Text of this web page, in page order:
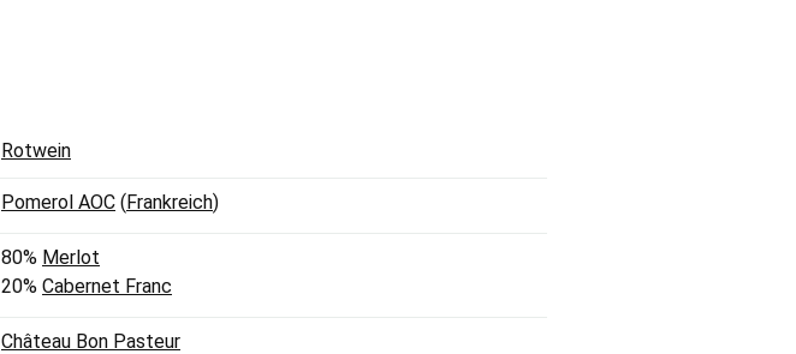
Rotwein
Pomerol AOC (Frankreich)
80% Merlot
20% Cabernet Franc
Château Bon Pasteur